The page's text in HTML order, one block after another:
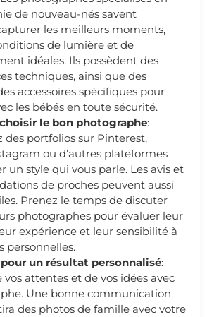
de nouveau-nés savent
les meilleurs moments,
de lumière et de
idéales. Ils possèdent des
techniques, ainsi que des
accessoires spécifiques pour
les bébés en toute sécurité.
le bon photographe:
des portfolios sur Pinterest,
ou d’autres plateformes
un style qui vous parle. Les avis et
de proches peuvent aussi
Prenez le temps de discuter
photographes pour évaluer leur
expérience et leur sensibilité à
personnelles.
un résultat personnalisé:
vos attentes et de vos idées avec
Une bonne communication
des photos de famille avec votre